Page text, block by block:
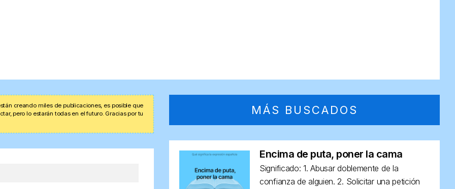
creando miles de publicaciones, es posible que
pero lo estarán todas en el futuro. Gracias por tu
MÁS BUSCADOS
Encima de puta, poner la cama
Significado: 1. Abusar doblemente de la
confianza de alguien. 2. Solicitar una petición